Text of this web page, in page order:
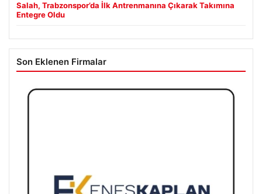
Salah, Trabzonspor’da İlk Antrenmanına Çıkarak Takımına
Entegre Oldu
Son Eklenen Firmalar